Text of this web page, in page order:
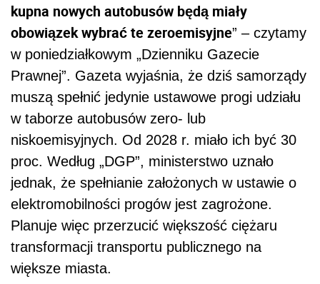
kupna nowych autobusów będą miały
obowiązek wybrać te zeroemisyjne” – czytamy
w poniedziałkowym „Dzienniku Gazecie
Prawnej”. Gazeta wyjaśnia, że dziś samorządy
muszą spełnić jedynie ustawowe progi udziału
w taborze autobusów zero- lub
niskoemisyjnych. Od 2028 r. miało ich być 30
proc. Według „DGP”, ministerstwo uznało
jednak, że spełnianie założonych w ustawie o
elektromobilności progów jest zagrożone.
Planuje więc przerzucić większość ciężaru
transformacji transportu publicznego na
większe miasta.